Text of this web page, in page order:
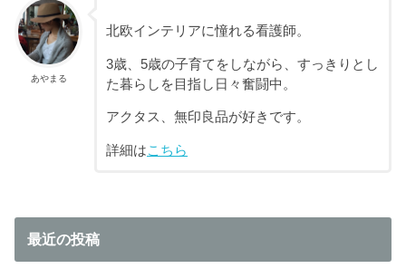
あやまる
北欧インテリアに憧れる看護師。
3歳、5歳の子育てをしながら、すっきりとし
た暮らしを目指し日々奮闘中。
アクタス、無印良品が好きです。
詳細はこちら
最近の投稿